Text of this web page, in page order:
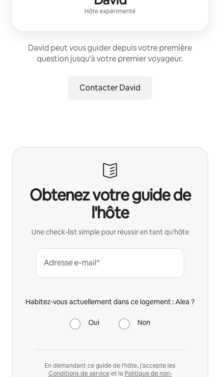
Hôte expérimenté
David peut vous guider depuis votre première
question jusqu'à votre premier voyageur.
Contacter David
Obtenez votre guide de
l'hôte
Une check-list simple pour réussir en tant qu'hôte
Adresse e-mail*
Habitez-vous actuellement dans ce logement : Alea ?
Oui Non
En demandant ce guide de l'hôte, j'accepte les
Conditions de serviceet la Politique de non-